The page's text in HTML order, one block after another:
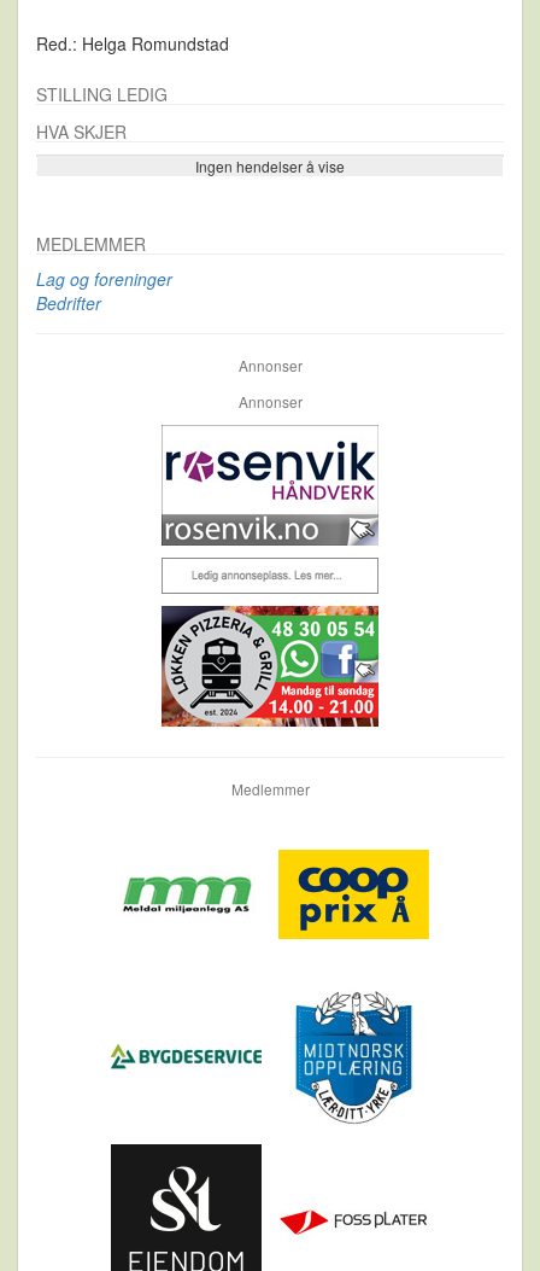
Red.: Helga Romundstad
STILLING LEDIG
HVA SKJER
Ingen hendelser å vise
Se flere…
MEDLEMMER
Lag og foreninger
Bedrifter
Annonser
Annonser
Medlemmer